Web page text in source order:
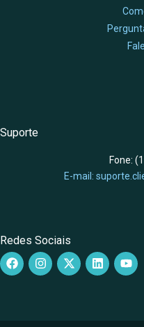
Suporte
Fone:
E-mail:
Redes Sociais
F
a
c
I
n
s
X
-
t
L
i
n
Y
o
u